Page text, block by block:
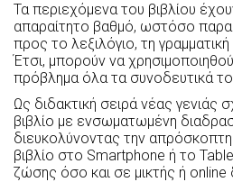
Τα περιεχόμενα του βιβλίου
απαραίτητο βαθμό, ωστόσο
προς το λεξιλόγιο, τη
Έτσι, μπορούν να
πρόβλημα όλα τα συνοδευτικά
Ως διδακτική σειρά νέας γενιάς
βιβλίο με ενσωματωμένη
διευκολύνοντας την
βιβλίο στο Smartphone ή το
ζώσης όσο και σε μικτής ή online